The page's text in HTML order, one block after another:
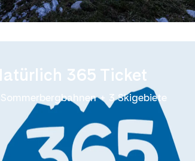
365 Ticket
+ 3 Skigebiete